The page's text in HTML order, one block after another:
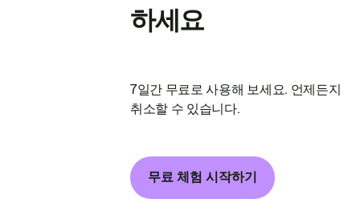
하세요
7일간 무료로 사용해 보세요. 언제든지
취소할 수 있습니다.
무료 체험 시작하기